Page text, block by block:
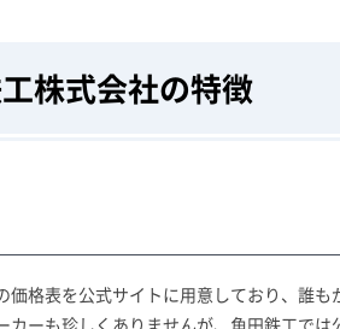
株式会社の特徴
格表を公式サイトに用意しており、誰も
ーも珍しくありませんが、角田鉄工では